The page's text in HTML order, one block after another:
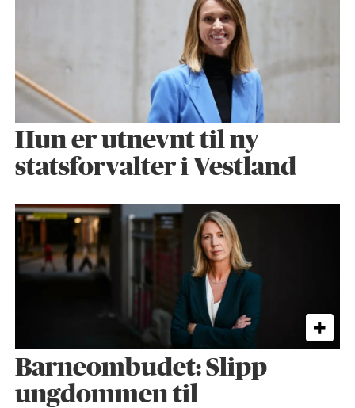
Hun er utnevnt til ny
statsforvalter i Vestland
Barneombudet: Slipp
ungdommen til